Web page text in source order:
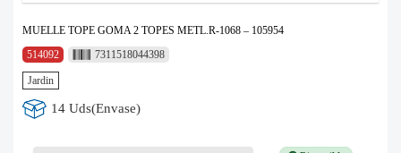
MUELLE TOPE GOMA 2 TOPES METL.R-1068 – 105954
514092
7311518044398
Jardin
14 Uds(Envase)